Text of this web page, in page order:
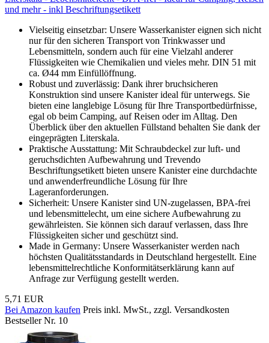
und mehr - inkl Beschriftungsetikett
Vielseitig einsetzbar: Unsere Wasserkanister eignen sich nicht
nur für den sicheren Transport von Trinkwasser und
Lebensmitteln, sondern auch für eine Vielzahl anderer
Flüssigkeiten wie Chemikalien und vieles mehr. DIN 51 mit
ca. Ø44 mm Einfüllöffnung.
Robust und zuverlässig: Dank ihrer bruchsicheren
Konstruktion sind unsere Kanister ideal für unterwegs. Sie
bieten eine langlebige Lösung für Ihre Transportbedürfnisse,
egal ob beim Camping, auf Reisen oder im Alltag. Den
Überblick über den aktuellen Füllstand behalten Sie dank der
eingeprägten Literskala.
Praktische Ausstattung: Mit Schraubdeckel zur luft- und
geruchsdichten Aufbewahrung und Trevendo
Beschriftungsetikett bieten unsere Kanister eine durchdachte
und anwenderfreundliche Lösung für Ihre
Lageranforderungen.
Sicherheit: Unsere Kanister sind UN-zugelassen, BPA-frei
und lebensmittelecht, um eine sichere Aufbewahrung zu
gewährleisten. Sie können sich darauf verlassen, dass Ihre
Flüssigkeiten sicher und geschützt sind.
Made in Germany: Unsere Wasserkanister werden nach
höchsten Qualitätsstandards in Deutschland hergestellt. Eine
lebensmittelrechtliche Konformitätserklärung kann auf
Anfrage zur Verfügung gestellt werden.
5,71 EUR
Bei Amazon kaufen Preis inkl. MwSt., zzgl. Versandkosten
Bestseller Nr. 10